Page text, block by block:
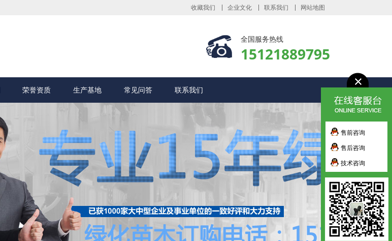
收藏我们 企业文化 联系我们 网站地图
全国服务热线
15121889795
荣誉资质 生产基地 常见问答 联系我们
售前咨询
售后咨询
技术咨询